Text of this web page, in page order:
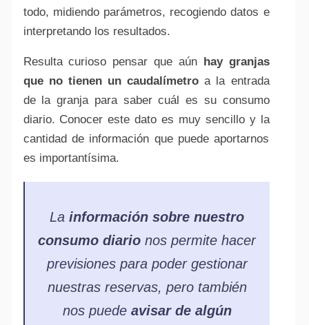
todo, midiendo parámetros, recogiendo datos e
interpretando los resultados.
Resulta curioso pensar que aún hay granjas
que no tienen un caudalímetro a la entrada
de la granja para saber cuál es su consumo
diario. Conocer este dato es muy sencillo y la
cantidad de información que puede aportarnos
es importantísima.
La información sobre nuestro
consumo diario nos permite hacer
previsiones para poder gestionar
nuestras reservas, pero también
nos puede avisar de algún